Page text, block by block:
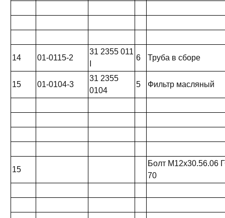
14 01-0115-2
31 2355 011
6 Труба в сборе
15 01-0104-3
31 2355
0104
5 Фильтр масляный
15
Болт М12х30.56.06
70